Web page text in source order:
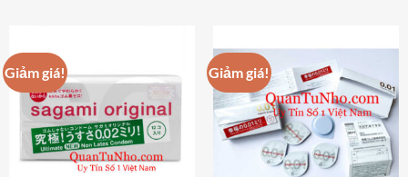
thể
được
chọn
trên
trang
sản
phẩm
Giảm giá! Giảm giá!